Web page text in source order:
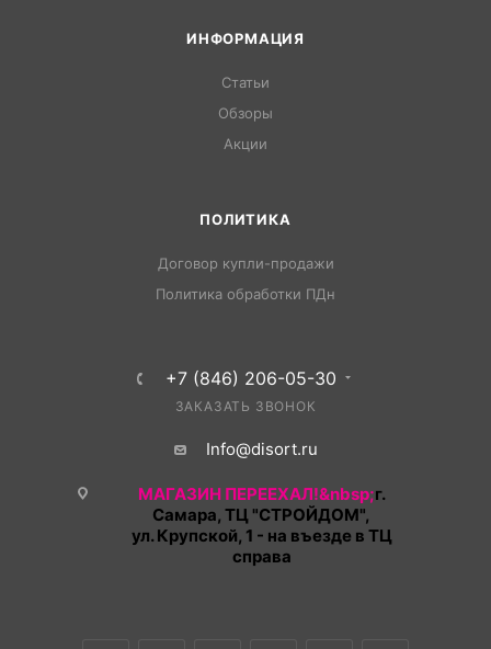
ИНФОРМАЦИЯ
Статьи
Обзоры
Акции
ПОЛИТИКА
Договор купли-продажи
Политика обработки ПДн
+7 (846) 206-05-30
ЗАКАЗАТЬ ЗВОНОК
Info@disort.ru
МАГАЗИН ПЕРЕЕХАЛ!&nbsp;г.
Самара, ТЦ "СТРОЙДОМ",
ул. Крупской, 1 - на въезде в ТЦ
справа